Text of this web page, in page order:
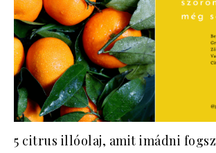
5 citrus illóolaj, amit imádni fogsz